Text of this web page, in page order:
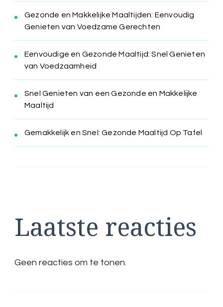
Gezonde en Makkelijke Maaltijden: Eenvoudig
Genieten van Voedzame Gerechten
Eenvoudige en Gezonde Maaltijd: Snel Genieten
van Voedzaamheid
Snel Genieten van een Gezonde en Makkelijke
Maaltijd
Gemakkelijk en Snel: Gezonde Maaltijd Op Tafel
Laatste reacties
Geen reacties om te tonen.